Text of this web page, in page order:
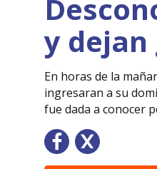
y dejan
En horas de la
ingresaran a su
fue dada a conocer